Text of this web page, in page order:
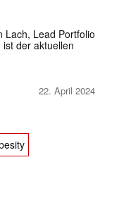
Lach, Lead Portfolio
der aktuellen
22. April 2024